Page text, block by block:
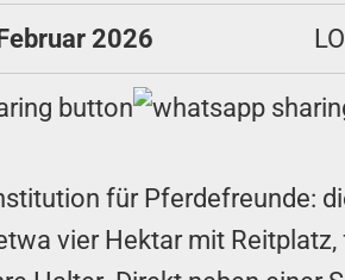
2026
für Pferdefreunde:
vier Hektar mit